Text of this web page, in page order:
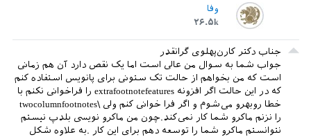
وفا
۲۶.۵k
جناب دکتر کارن‌پهلوی گرانقدر
جواب شما به سوال من عالی است اما یک نقص دارد آن هم زمانی
است که من بخواهم از حالت تک ستونی برای پانویس استفاده کنم
که در این حالت اگر افزونه extrafootnotefeatures را فراخوانی نکنم با
خطا روبهرو می‌شوم و اگر فرا خوانی کنم ولی \twocolumnfootnotes
را نزنم ماکرو شما کار نمی‌کند.چون من ماکرو نویسی بلدپ نیستم
نتوانستم ماکرو شما را توسعه دهم برای این کار .به علاوه شکل